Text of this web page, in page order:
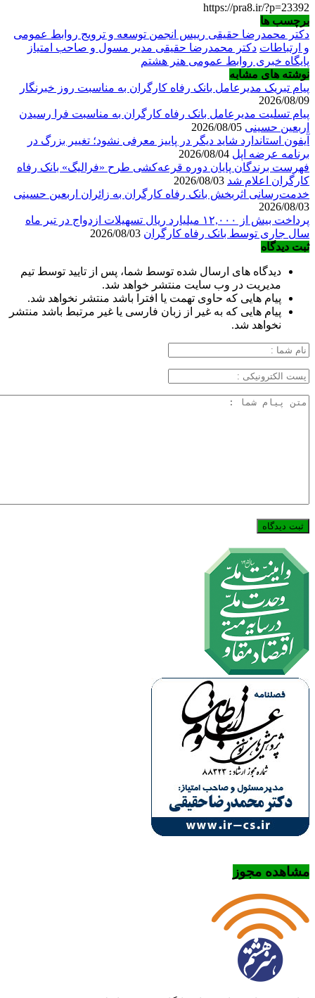
https://pra8.ir/?p=23392
برچسب ها
دکتر محمدرضا حقیقی رییس انجمن توسعه و ترویج روابط عمومی
و ارتباطات دکتر محمدرضا حقیقی مدیر مسول و صاحب امتیاز
پایگاه خبری روابط عمومی هنر هشتم
نوشته های مشابه
پیام تبریک مدیرعامل بانک رفاه کارگران به مناسبت روز خبرنگار
2026/08/09
پیام تسلیت مدیرعامل بانک رفاه کارگران به مناسبت فرا رسیدن
اربعین حسینی
آیفون استاندارد شاید دیگر در پاییز معرفی نشود؛ تغییر بزرگ در
برنامه عرضه اپل
فهرست برندگان پایان دوره قرعه‌کشی طرح «فرالیگ» بانک رفاه
کارگران اعلام شد
خدمت‌رسانی اثربخش بانک رفاه کارگران به زائران اربعین حسینی
2026/08/03
پرداخت بیش از ۱۲,۰۰۰ میلیارد ریال تسهیلات ازدواج در تیر ماه
سال جاری توسط بانک رفاه کارگران
ثبت دیدگاه
دیدگاه های ارسال شده توسط شما، پس از تایید توسط تیم
مدیریت در وب سایت منتشر خواهد شد.
پیام هایی که حاوی تهمت یا افترا باشد منتشر نخواهد شد.
پیام هایی که به غیر از زبان فارسی یا غیر مرتبط باشد منتشر
نخواهد شد.
مشاهده مجوز